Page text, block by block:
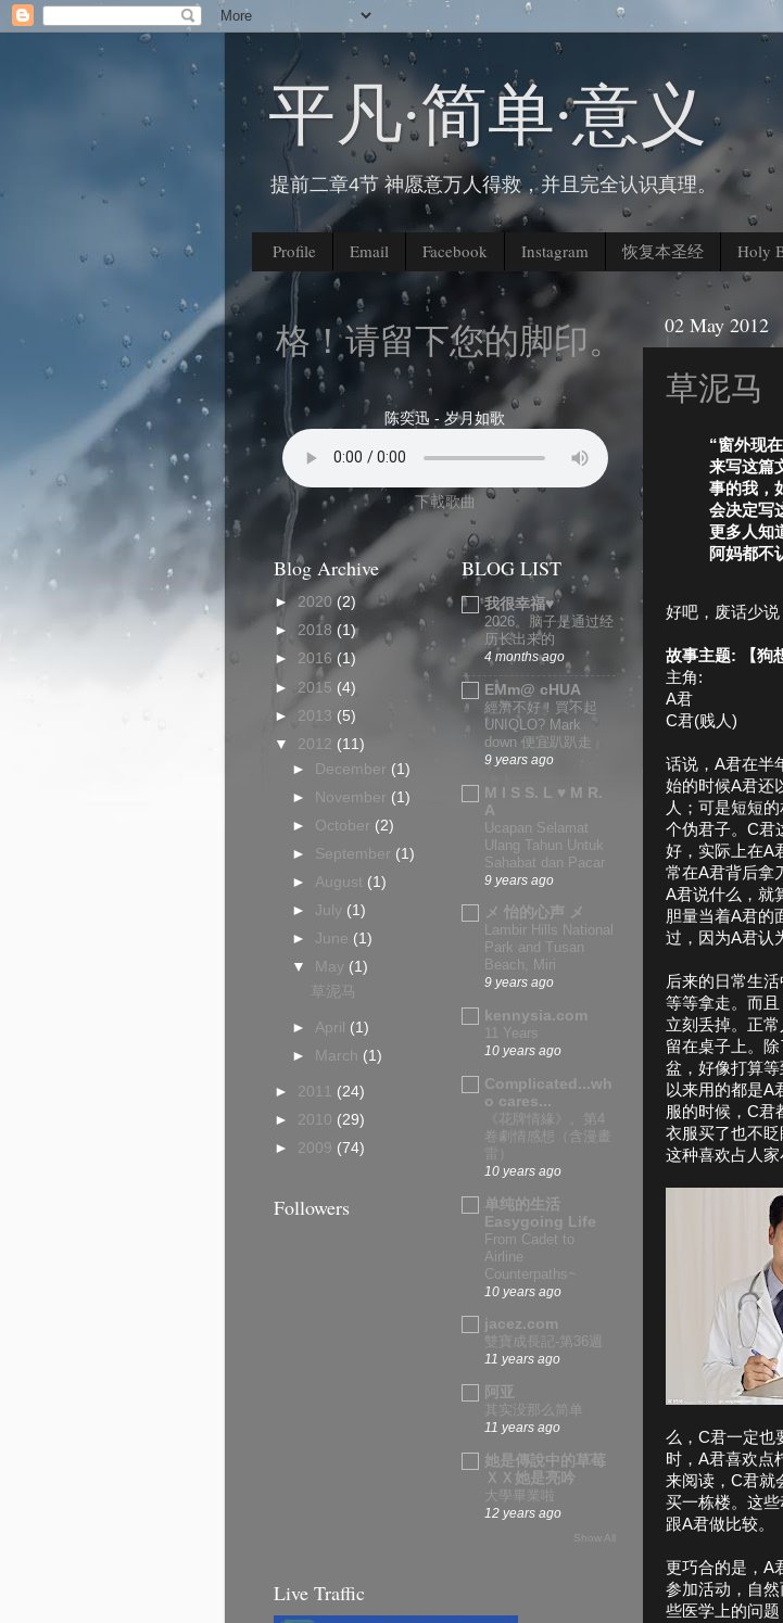
平凡∙简单∙意义
提前二章4节 神愿意万人得救，并且完全认识真理。
Profile Email Facebook Instagram 恢复本圣经 Holy
02 May 2012
草泥马
“窗外现
来写这篇
事的我，
会决定写
更多人知
阿妈都不
好吧，废话少说
故事主题: 【狗
主角:
A君
C君(贱人)
话说，A君在半
始的时候A君还
人；可是短短
个伪君子。C君
好，实际上在A
常在A君背后拿
A君说什么，就
胆量当着A君的
过，因为A君认
后来的日常生
等等拿走。而
立刻丢掉。正
留在桌子上。
盆，好像打算
以来用的都是A
服的时候，C君
衣服买了也不
这种喜欢占人家
么，C君一定也
时，A君喜欢点
来阅读，C君就
买一栋楼。这
跟A君做比较。
更巧合的是，A
参加活动，自
些医学上的问
到我的部落格！请留下您的脚印。。。
陈奕迅 - 岁月如歌
下載歌曲
Blog Archive
►2020 (2)
► 2018 (1)
► 2016 (1)
► 2015 (4)
► 2013 (5)
▼ 2012 (11)
►
December (1)
►
November (1)
► October (2)
► September (1)
► August (1)
► July (1)
► June (1)
▼
May (1)
草泥马
► April (1)
►
March (1)
► 2011 (24)
► 2010 (29)
► 2009 (74)
Followers
BLOG LIST
我很幸福♥
2026。脑子是通过经
历长出来的
4 months ago
EMm@ cHUA
經濟不好！買不起
UNIQLO? Mark
down 便宜趴趴走
9 years ago
M I S S. L ♥ M R.
A
Ucapan Selamat
Ulang Tahun Untuk
Sahabat dan Pacar
9 years ago
メ 怡的心声 メ
Lambir Hills National
Park and Tusan
Beach, Miri
9 years ago
kennysia.com
11 Years
10 years ago
Complicated...wh
o cares...
《花牌情緣》。第4
卷劇情感想（含漫畫
10 years ago
单纯的生活
Easygoing Life
From Cadet to
Airline
Counterpaths~
10 years ago
jacez.com
雙寶成長記-第36週
11 years ago
阿亚
其实没那么简单
11 years ago
她是傳說中的草莓
ＸＸ她是亮吟
大學畢業啦
12 years ago
Show All
Live Traffic